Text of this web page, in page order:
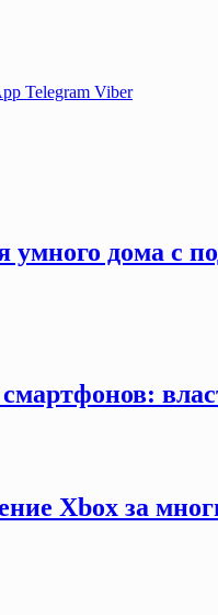
Telegram Viber
умного дома с
Xbox за